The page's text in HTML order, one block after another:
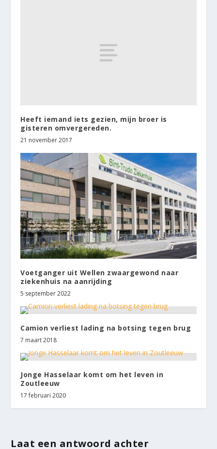
Heeft iemand iets gezien, mijn broer is
gisteren omvergereden.
21 november 2017
Voetganger uit Wellen zwaargewond naar
ziekenhuis na aanrijding
5 september 2022
Camion verliest lading na botsing tegen brug
7 maart 2018
Jonge Hasselaar komt om het leven in
Zoutleeuw
17 februari 2020
Laat een antwoord achter